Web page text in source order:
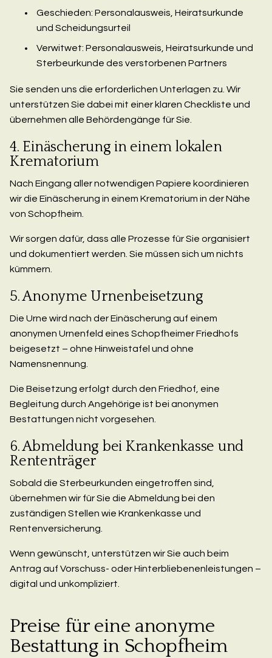
Geschieden: Personalausweis, Heiratsurkunde
und Scheidungsurteil
Verwitwet: Personalausweis, Heiratsurkunde und
Sterbeurkunde des verstorbenen Partners
Sie senden uns die erforderlichen Unterlagen zu. Wir
unterstützen Sie dabei mit einer klaren Checkliste und
übernehmen alle Behördengänge für Sie.
4. Einäscherung in einem lokalen
Krematorium
Nach Eingang aller notwendigen Papiere koordinieren
wir die Einäscherung in einem Krematorium in der Nähe
von Schopfheim.
Wir sorgen dafür, dass alle Prozesse für Sie organisiert
und dokumentiert werden. Sie müssen sich um nichts
kümmern.
5. Anonyme Urnenbeisetzung
Die Urne wird nach der Einäscherung auf einem
anonymen Urnenfeld eines Schopfheimer Friedhofs
beigesetzt – ohne Hinweistafel und ohne
Namensnennung.
Die Beisetzung erfolgt durch den Friedhof, eine
Begleitung durch Angehörige ist bei anonymen
Bestattungen nicht vorgesehen.
6. Abmeldung bei Krankenkasse und
Rententräger
Sobald die Sterbeurkunden eingetroffen sind,
übernehmen wir für Sie die Abmeldung bei den
zuständigen Stellen wie Krankenkasse und
Rentenversicherung.
Wenn gewünscht, unterstützen wir Sie auch beim
Antrag auf Vorschuss- oder Hinterbliebenenleistungen –
digital und unkompliziert.
Preise für eine anonyme
Bestattung in Schopfheim